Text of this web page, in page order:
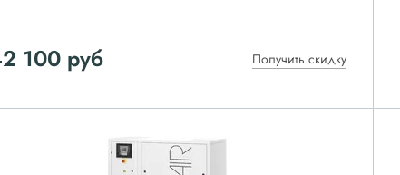
100 руб Получить скидку